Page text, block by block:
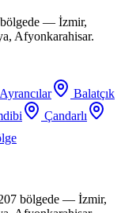
— İzmir,
Afyonkarahisar.
Ayrancılar
Balatçık
Çandarlı
207 bölgede — İzmir,